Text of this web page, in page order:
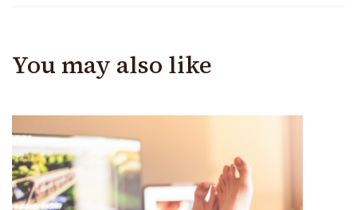
You may also like